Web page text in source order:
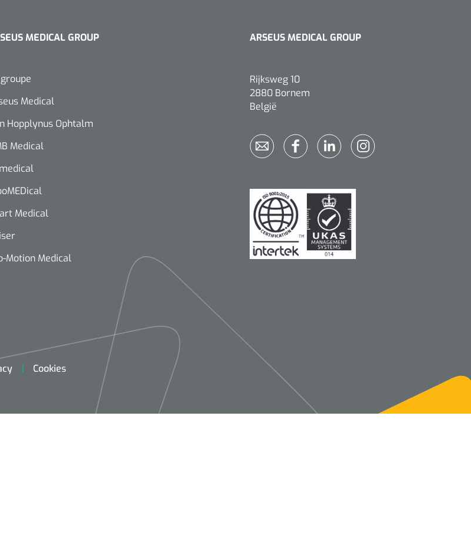
MEDICAL GROUP
Medical
Hopplynus Ophtalm
Medical
Medical
Motion Medical
ARSEUS MEDICAL GROUP
Rijksweg 10
2880 Bornem
België
Cookies